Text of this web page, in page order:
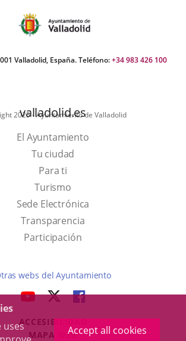
uses
Accept all cookies
Valladolid, España. Teléfono:+34 983 426 100
2025 - Ayuntamiento de Valladolid
valladolid.es
El Ayuntamiento
Tu ciudad
Para ti
TurismoThis
link
will
open
up
window.
Sede Electrónica
Transparencia
Participación
webs del Ayuntamiento
LINK
EXTERNAL
LINK
EXTERNAL
LINK
EXTERNAL
ACCESIBILIDAD
MAPA WEB